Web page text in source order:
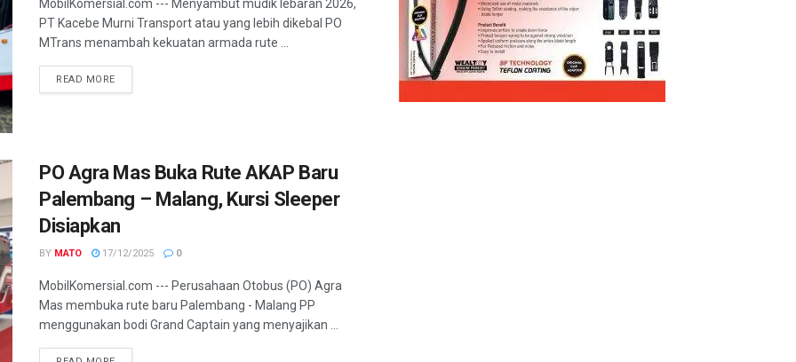
MobilKomersial.com --- Menyambut mudik lebaran 2026,
PT Kacebe Murni Transport atau yang lebih dikebal PO
MTrans menambah kekuatan armada rute ...
READ MORE
PO Agra Mas Buka Rute AKAP Baru
Palembang – Malang, Kursi Sleeper
Disiapkan
BY MATO 17/12/2025 0
MobilKomersial.com --- Perusahaan Otobus (PO) Agra
Mas membuka rute baru Palembang - Malang PP
menggunakan bodi Grand Captain yang menyajikan ...